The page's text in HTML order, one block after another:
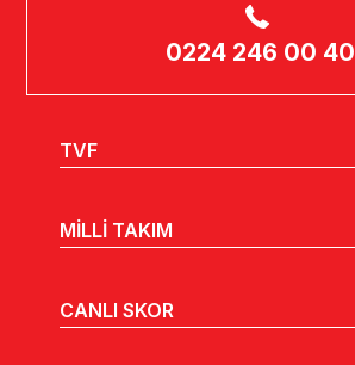
0224 246 00 40
TVF
MİLLİ TAKIM
CANLI SKOR